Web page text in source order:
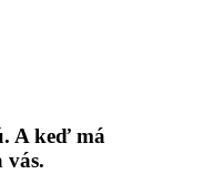
A keď má
vás.